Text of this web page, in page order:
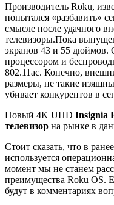
Производитель Roku,
попытался «разбавить»
смысле после удачного
телевизоры.Пока
экранов 43 и 55
процессором и
802.11ac. Конечно,
размеры, не такие
убивает конкурентов в
Новый 4K UHD Insignia
телевизор на рынке в
Стоит сказать, что в
используется
момент мы не станем
преимущества Roku OS.
будут в комментариях